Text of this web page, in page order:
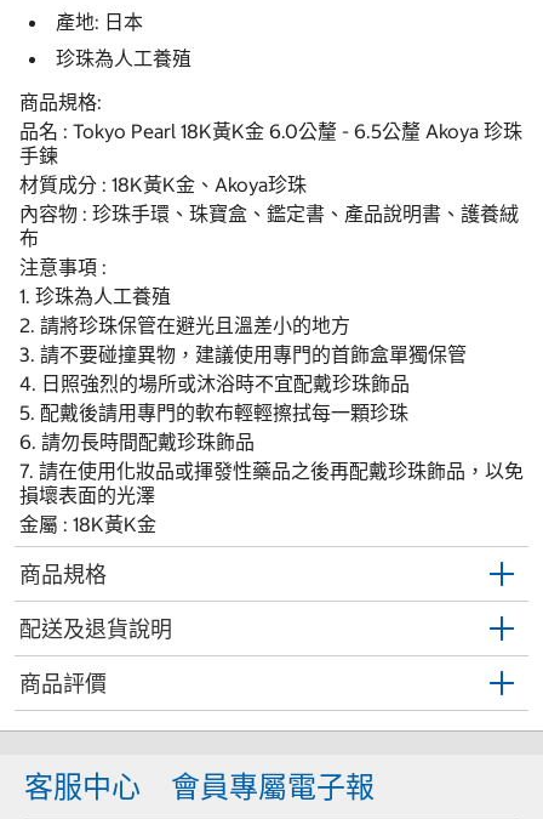
產地: 日本
珍珠為人工養殖
商品規格:
品名 : Tokyo Pearl 18K黃K金 6.0公釐 - 6.5公釐 Akoya 珍珠
手鍊
材質成分 : 18K黃K金、Akoya珍珠
內容物 : 珍珠手環、珠寶盒、鑑定書、產品說明書、護養絨
布
注意事項 :
1. 珍珠為人工養殖
2. 請將珍珠保管在避光且溫差小的地方
3. 請不要碰撞異物，建議使用專門的首飾盒單獨保管
4. 日照強烈的場所或沐浴時不宜配戴珍珠飾品
5. 配戴後請用專門的軟布輕輕擦拭每一顆珍珠
6. 請勿長時間配戴珍珠飾品
7. 請在使用化妝品或揮發性藥品之後再配戴珍珠飾品，以免
損壞表面的光澤
金屬 : 18K黃K金
商品規格
配送及退貨說明
商品評價
客服中心 會員專屬電子報